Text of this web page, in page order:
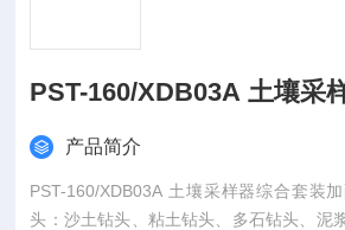
PST-160/XDB03A 土壤采
产品简介
PST-160/XDB03A 土壤采样器综合套装
头：沙土钻头、粘土钻头、多石钻头、泥